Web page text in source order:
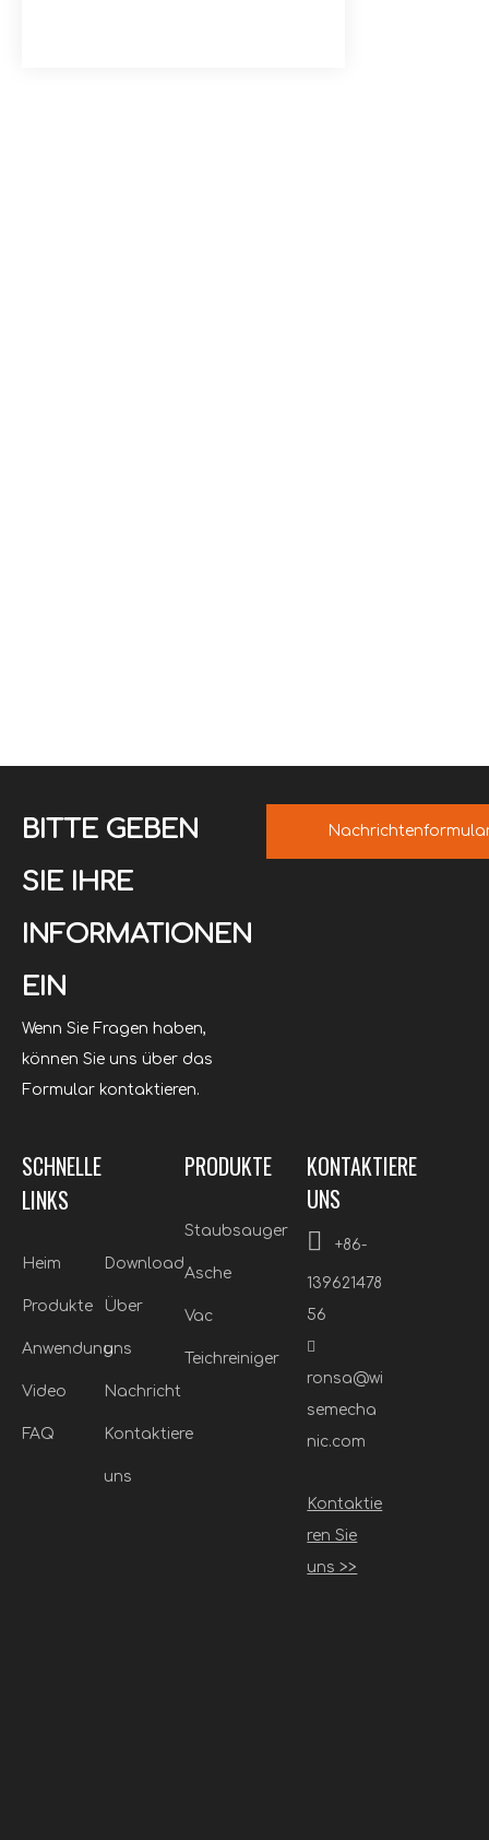
BITTE GEBEN
SIE IHRE
INFORMATIONEN
EIN
Wenn Sie Fragen haben,
können Sie uns über das
Formular kontaktieren.
SCHNELLE
LINKS
Heim
Produkte
Anwendung
Video
FAQ
Download
Über
uns
Nachricht
Kontaktiere
uns
PRODUKTE
Staubsauger
Asche
Vac
Teichreiniger
KONTAKTIERE
UNS
 +86-
139621478
56

ronsa@wi
semecha
nic.com
Kontaktie
ren Sie
uns >>